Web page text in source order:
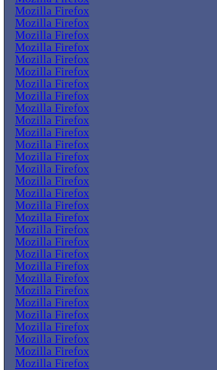
Mozilla Firefox
Mozilla Firefox
Mozilla Firefox
Mozilla Firefox
Mozilla Firefox
Mozilla Firefox
Mozilla Firefox
Mozilla Firefox
Mozilla Firefox
Mozilla Firefox
Mozilla Firefox
Mozilla Firefox
Mozilla Firefox
Mozilla Firefox
Mozilla Firefox
Mozilla Firefox
Mozilla Firefox
Mozilla Firefox
Mozilla Firefox
Mozilla Firefox
Mozilla Firefox
Mozilla Firefox
Mozilla Firefox
Mozilla Firefox
Mozilla Firefox
Mozilla Firefox
Mozilla Firefox
Mozilla Firefox
Mozilla Firefox
Mozilla Firefox